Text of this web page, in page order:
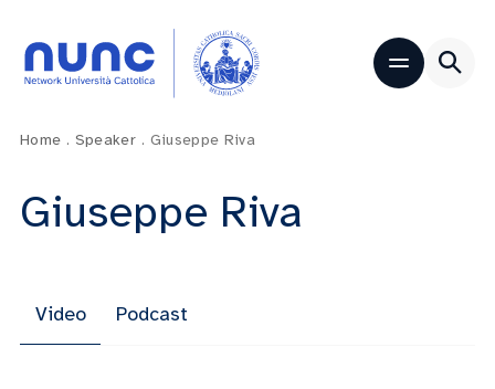
Home . Speaker . Giuseppe Riva
Giuseppe Riva
Video Podcast